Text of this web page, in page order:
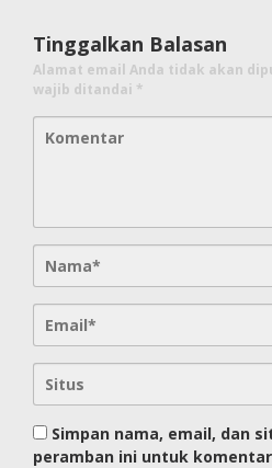
Tinggalkan Balasan
Alamat email Anda tidak akan
wajib ditandai *
Simpan nama, email, dan
peramban ini untuk